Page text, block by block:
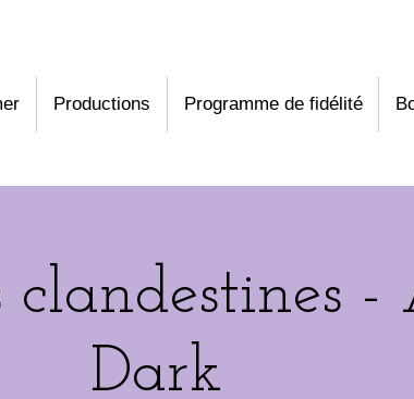
Productions Programme de fidélité
clandestines
Dark